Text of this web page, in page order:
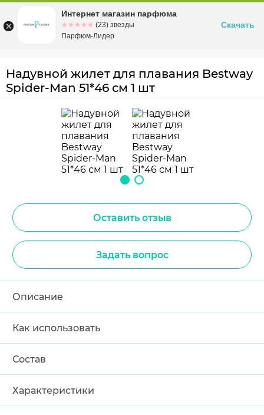
Омскул. Заозерная, 11, к. 1
Надувной жилет для плавания Bestway
Spider-Man 51*46 см 1 шт
Оставить отзыв
Задать вопрос
Описание
Как использовать
Состав
Характеристики
Интернет магазин парфюма
☆☆☆☆☆
★★★★★ (23) звезды
Парфюм-Лидер
Скачать